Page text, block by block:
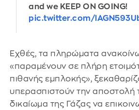
and we KEEP ON GOING!
pic.twitter.com/
Εχθές, τα πληρώματα
«παραμένουν σε πλήρη
πιθανής εμπλοκής»,
υπερασπιστούν την αποστολή
δικαίωμα της Γάζας να